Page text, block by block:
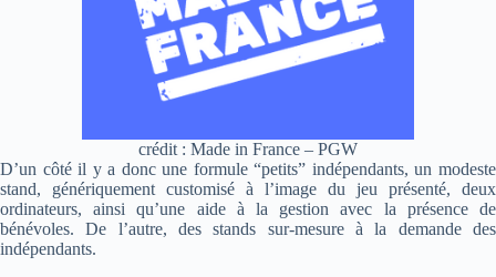
crédit : Made in France – PGW
D’un côté il y a donc une formule “petits” indépendants, un modeste
stand, génériquement customisé à l’image du jeu présenté, deux
ordinateurs, ainsi qu’une aide à la gestion avec la présence de
bénévoles.De l’autre, des stands sur-mesure à la demande des
indépendants.